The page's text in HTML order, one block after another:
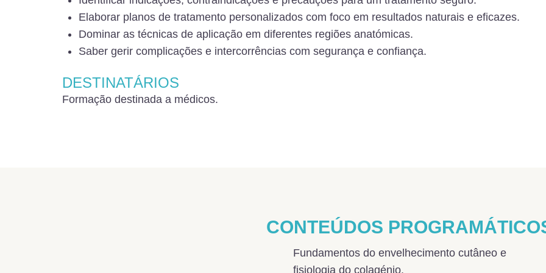
Elaborar planos de tratamento personalizados com foco em resultados naturais e eficazes.
Dominar as técnicas de aplicação em diferentes regiões anatómicas.
Saber gerir complicações e intercorrências com segurança e confiança.
DESTINATÁRIOS
Formação destinada a médicos.
CONTEÚDOS
Fundamentos do envelhecimento cutâneo e
fisiologia do colagénio.